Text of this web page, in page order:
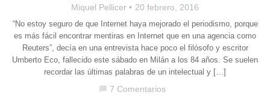
Miquel Pellicer 20 febrero, 2016
“No estoy seguro de que Internet haya mejorado el periodismo, porque
es más fácil encontrar mentiras en Internet que en una agencia como
Reuters”, decía en una entrevista hace poco el filósofo y escritor
Umberto Eco, fallecido este sábado en Milán a los 84 años. Se suelen
recordar las últimas palabras de un intelectual y […]
chat_bubble 7 Comentarios